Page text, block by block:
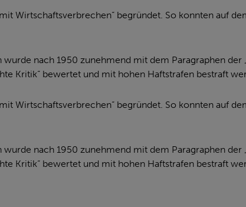
Wirtschaftsverbrechen“ begründet. So konnten auf
nach 1950 zunehmend mit dem Paragraphen
Kritik“ bewertet und mit hohen Haftstrafen bestraft
Wirtschaftsverbrechen“ begründet. So konnten auf
nach 1950 zunehmend mit dem Paragraphen
Kritik“ bewertet und mit hohen Haftstrafen bestraft